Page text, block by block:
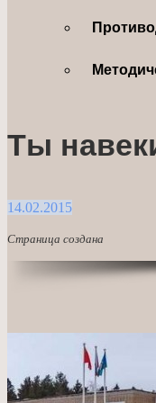
Ты
14.02.2015
Страница создана